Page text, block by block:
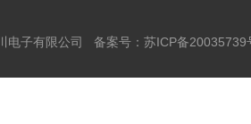
电子有限公司 备案号： 苏ICP备20035739